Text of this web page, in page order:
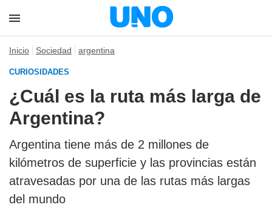
Inicio Sociedad argentina
CURIOSIDADES
¿Cuál es la ruta más larga de
Argentina?
Argentina tiene más de 2 millones de
kilómetros de superficie y las provincias están
atravesadas por una de las rutas más largas
del mundo